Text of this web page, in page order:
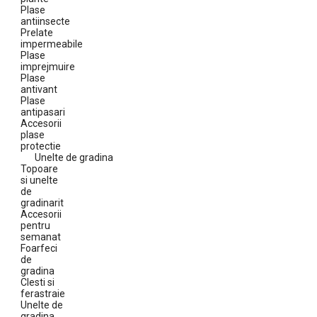
Plase
antiinsecte
Prelate
impermeabile
Plase
imprejmuire
Plase
antivant
Plase
antipasari
Accesorii
plase
protectie
Unelte de gradina
Topoare
si unelte
de
gradinarit
Accesorii
pentru
semanat
Foarfeci
de
gradina
Clesti si
ferastraie
Unelte de